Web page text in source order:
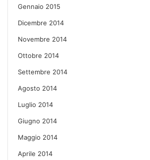
Gennaio 2015
Dicembre 2014
Novembre 2014
Ottobre 2014
Settembre 2014
Agosto 2014
Luglio 2014
Giugno 2014
Maggio 2014
Aprile 2014